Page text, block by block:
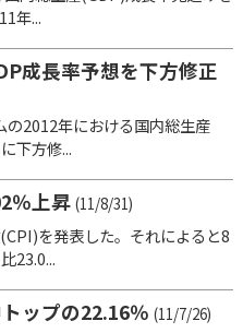
年...
成長率予想を下方修正
2012年における国内総生産
下方修...
％上昇 (11/8/31)
を発表した。それによると8
23.0...
ップの22.16％ (11/7/26)